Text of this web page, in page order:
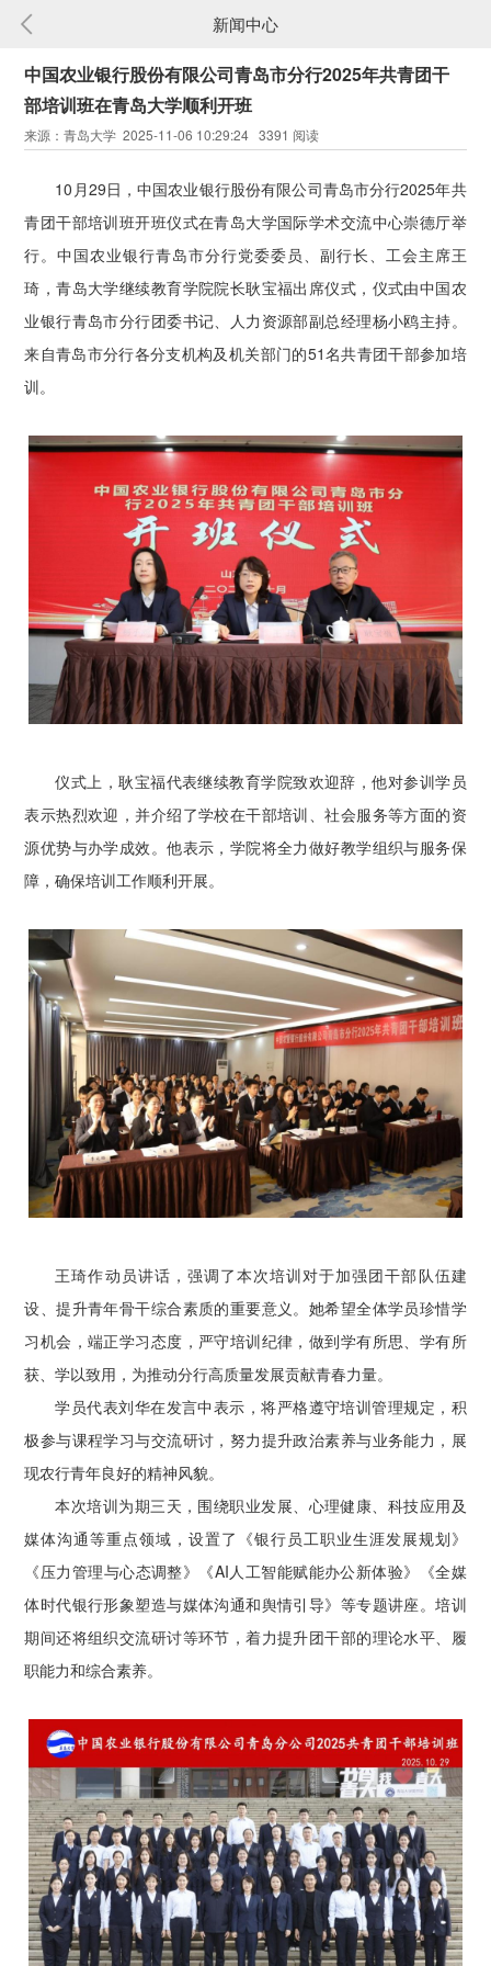
新闻中心
中国农业银行股份有限公司青岛市分行2025年共青团干
部培训班在青岛大学顺利开班
来源：青岛大学 2025-11-06 10:29:24 3391 阅读
10月29日，中国农业银行股份有限公司青岛市分行2025年共
青团干部培训班开班仪式在青岛大学国际学术交流中心崇德厅举
行。中国农业银行青岛市分行党委委员、副行长、工会主席王
琦，青岛大学继续教育学院院长耿宝福出席仪式，仪式由中国农
业银行青岛市分行团委书记、人力资源部副总经理杨小鸥主持。
来自青岛市分行各分支机构及机关部门的51名共青团干部参加培
训。
仪式上，耿宝福代表继续教育学院致欢迎辞，他对参训学员
表示热烈欢迎，并介绍了学校在干部培训、社会服务等方面的资
源优势与办学成效。他表示，学院将全力做好教学组织与服务保
障，确保培训工作顺利开展。
王琦作动员讲话，强调了本次培训对于加强团干部队伍建
设、提升青年骨干综合素质的重要意义。她希望全体学员珍惜学
习机会，端正学习态度，严守培训纪律，做到学有所思、学有所
获、学以致用，为推动分行高质量发展贡献青春力量。
学员代表刘华在发言中表示，将严格遵守培训管理规定，积
极参与课程学习与交流研讨，努力提升政治素养与业务能力，展
现农行青年良好的精神风貌。
本次培训为期三天，围绕职业发展、心理健康、科技应用及
媒体沟通等重点领域，设置了《银行员工职业生涯发展规划》
《压力管理与心态调整》《AI人工智能赋能办公新体验》《全媒
体时代银行形象塑造与媒体沟通和舆情引导》等专题讲座。培训
期间还将组织交流研讨等环节，着力提升团干部的理论水平、履
职能力和综合素养。